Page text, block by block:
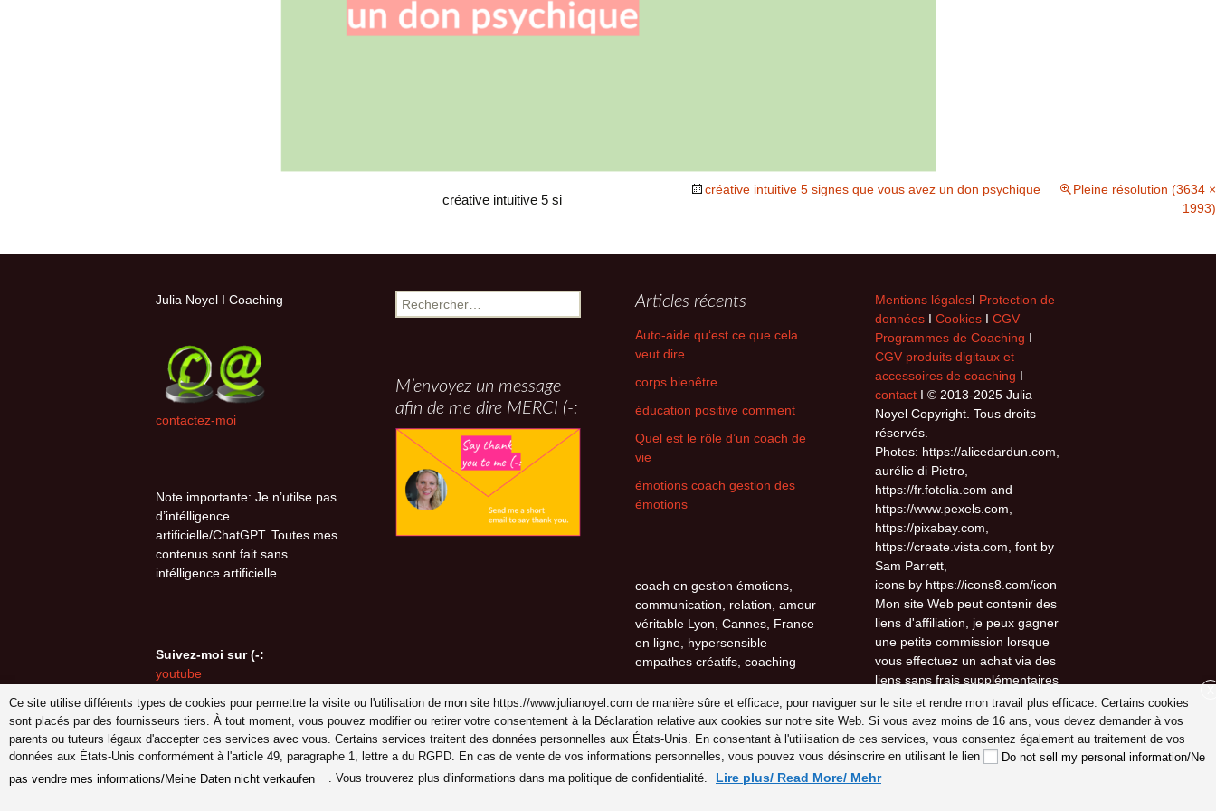
Hypersensible empathe ame
jumelle personne intuitive
creative
créative intuitive 5 signes que vous avez un don psychique
Pleine résolution (3634 ×
1993)
créative intuitive 5 si
Julia Noyel I Coaching
contactez-moi
Rechercher : Articles récents
Auto-aide qu‘est ce que cela
veut dire
corps bienêtre
éducation positive comment
Quel est le rôle d’un coach de
vie
émotions coach gestion des
émotions
Mentions légalesI Protection de
données I Cookies I CGV
Programmes de Coaching I
CGV produits digitaux et
accessoires de coaching I
contact I © 2013-2025 Julia
Noyel Copyright. Tous droits
réservés.
Photos: https://alicedardun.com,
aurélie di Pietro,
https://fr.fotolia.com and
https://www.pexels.com,
https://pixabay.com,
https://create.vista.com, font by
Sam Parrett,
icons by https://icons8.com/icon
Mon site Web peut contenir des
liens d'affiliation, je peux gagner
une petite commission lorsque
vous effectuez un achat via des
liens sans frais supplémentaires
pour vous.
M’envoyez un message
afin de me dire MERCI (-:
Note importante: Je n’utilse pas
d’intélligence
artificielle/ChatGPT. Toutes mes
contenus sont fait sans
intélligence artificielle.
Suivez-moi sur (-:
youtube
Pinterest
coach en gestion émotions,
communication, relation, amour
véritable Lyon, Cannes, France
en ligne, hypersensible
empathes créatifs, coaching
Ce site utilise différents types de cookies pour permettre la visite ou l'utilisation de mon site https://www.julianoyel.com de manière sûre et efficace, pour naviguer sur le site et rendre mon travail plus efficace. Certains cookies
sont placés par des fournisseurs tiers. À tout moment, vous pouvez modifier ou retirer votre consentement à la Déclaration relative aux cookies sur notre site Web. Si vous avez moins de 16 ans, vous devez demander à vos
parents ou tuteurs légaux d'accepter ces services avec vous. Certains services traitent des données personnelles aux États-Unis. En consentant à l'utilisation de ces services, vous consentez également au traitement de vos
données aux États-Unis conformément à l'article 49, paragraphe 1, lettre a du RGPD. En cas de vente de vos informations personnelles, vous pouvez vous désinscrire en utilisant le lien
Do not sell my personal information/Ne
pas vendre mes informations/Meine Daten nicht verkaufen
. Vous trouverez plus d'informations dans ma politique de confidentialité. Lire plus/ Read More/ Mehr